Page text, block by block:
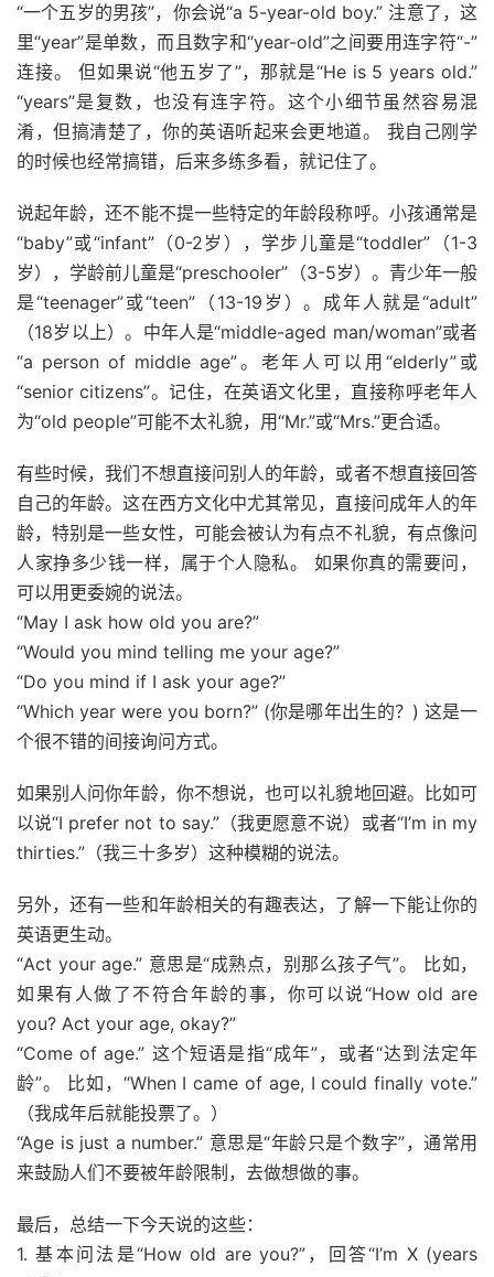
“一个五岁的男孩”，你会说“a 5-year-old boy.” 注意了，这
里“year”是单数，而且数字和“year-old”之间要用连字符“-”
连接。 但如果说“他五岁了”，那就是“He is 5 years old.”
“years”是复数，也没有连字符。这个小细节虽然容易混
淆，但搞清楚了，你的英语听起来会更地道。 我自己刚学
的时候也经常搞错，后来多练多看，就记住了。
说起年龄，还不能不提一些特定的年龄段称呼。小孩通常是
“baby”或“infant”（0-2岁），学步儿童是“toddler”（1-3
岁），学龄前儿童是“preschooler”（3-5岁）。青少年一般
是“teenager”或“teen”（13-19岁）。成年人就是“adult”
（18岁以上）。中年人是“middle-aged man/woman”或者
“a person of middle age”。老年人可以用“elderly”或
“senior citizens”。记住，在英语文化里，直接称呼老年人
为“old people”可能不太礼貌，用“Mr.”或“Mrs.”更合适。
有些时候，我们不想直接问别人的年龄，或者不想直接回答
自己的年龄。这在西方文化中尤其常见，直接问成年人的年
龄，特别是一些女性，可能会被认为有点不礼貌，有点像问
人家挣多少钱一样，属于个人隐私。 如果你真的需要问，
可以用更委婉的说法。
“May I ask how old you are?”
“Would you mind telling me your age?”
“Do you mind if I ask your age?”
“Which year were you born?” (你是哪年出生的？) 这是一
个很不错的间接询问方式。
如果别人问你年龄，你不想说，也可以礼貌地回避。比如可
以说“I prefer not to say.”（我更愿意不说）或者“I’m in my
thirties.”（我三十多岁）这种模糊的说法。
另外，还有一些和年龄相关的有趣表达，了解一下能让你的
英语更生动。
“Act your age.” 意思是“成熟点，别那么孩子气”。 比如，
如果有人做了不符合年龄的事，你可以说“How old are
you? Act your age, okay?”
“Come of age.” 这个短语是指“成年”，或者“达到法定年
龄”。 比如，“When I came of age, I could finally vote.”
（我成年后就能投票了。）
“Age is just a number.” 意思是“年龄只是个数字”，通常用
来鼓励人们不要被年龄限制，去做想做的事。
最后，总结一下今天说的这些：
1. 基本问法是“How old are you?”，回答“I’m X (years